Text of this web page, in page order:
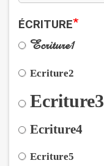
ÉCRITURE*
Ecriture1
Ecriture2
Ecriture3
Ecriture4
Ecriture5